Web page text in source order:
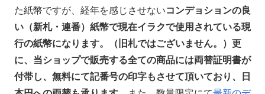
た紙幣ですが、経年を感じさせないコンデョションの良
い（新札・連番）紙幣で現在イラクで使用されている現
行の紙幣になります。（旧札ではございません。）更
に、当ショップで販売する全ての商品には両替証明書が
付帯し、無料にて記番号の印字もさせて頂いており、日